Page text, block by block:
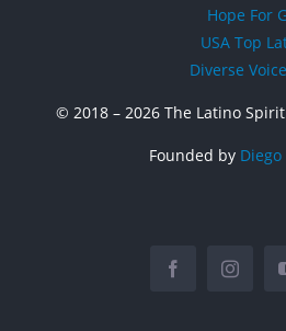
Hope For
USA Top
Diverse
© 2018 – 2026 The Latino
Founded by Diego
Facebook